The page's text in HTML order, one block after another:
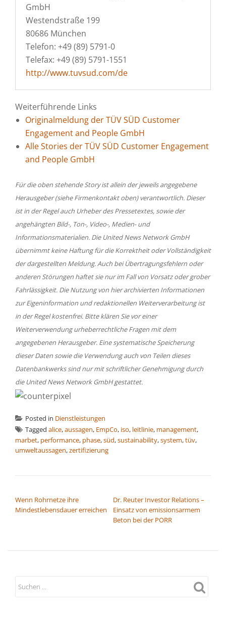
GmbH
Westendstraße 199
80686 München
Telefon: +49 (89) 5791-0
Telefax: +49 (89) 5791-1551
http://www.tuvsud.com/de
Weiterführende Links
Originalmeldung der TÜV SÜD Customer
Engagement and People GmbH
Alle Stories der TÜV SÜD Customer Engagement
and People GmbH
Für die oben stehende Story ist allein der jeweils angegebene
Herausgeber (siehe Firmenkontakt oben) verantwortlich. Dieser
ist in der Regel auch Urheber des Pressetextes, sowie der
angehängten Bild-, Ton-, Video-, Medien- und
Informationsmaterialien. Die United News Network GmbH
übernimmt keine Haftung für die Korrektheit oder Vollständigkeit
der dargestellten Meldung. Auch bei Übertragungsfehlern oder
anderen Störungen haftet sie nur im Fall von Vorsatz oder grober
Fahrlässigkeit. Die Nutzung von hier archivierten Informationen
zur Eigeninformation und redaktionellen Weiterverarbeitung ist
in der Regel kostenfrei. Bitte klären Sie vor einer
Weiterverwendung urheberrechtliche Fragen mit dem
angegebenen Herausgeber. Eine systematische Speicherung
dieser Daten sowie die Verwendung auch von Teilen dieses
Datenbankwerks sind nur mit schriftlicher Genehmigung durch
die United News Network GmbH gestattet.
Posted in Dienstleistungen
Tagged alice,aussagen, EmpCo, iso, leitlinie, management,
marbet, performance, phase,süd,sustainability,system,tüv,
umweltaussagen,zertifizierung
Wenn Rohrnetze ihre
Mindestlebensdauer erreichen
Dr. Reuter Investor Relations –
Einsatz von emissionsarmem
Beton bei der PORR